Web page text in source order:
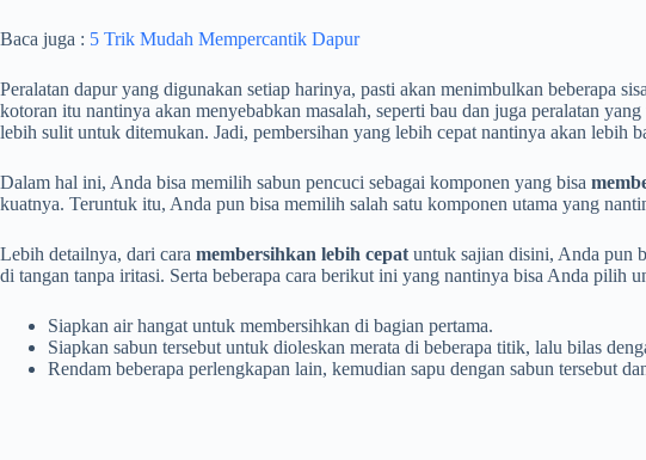
Baca juga : 5 Trik Mudah Mempercantik Dapur
Peralatan dapur yang digunakan setiap harinya, pasti akan menimbulkan beberapa
kotoran itu nantinya akan menyebabkan masalah, seperti bau dan juga peralatan
lebih sulit untuk ditemukan. Jadi, pembersihan yang lebih cepat nantinya akan lebih
Dalam hal ini, Anda bisa memilih sabun pencuci sebagai komponen yang bisa
kuatnya. Teruntuk itu, Anda pun bisa memilih salah satu komponen utama yang
Lebih detailnya, dari cara membersihkan lebih cepat untuk sajian disini, Anda pun
di tangan tanpa iritasi. Serta beberapa cara berikut ini yang nantinya bisa Anda pilih
Siapkan air hangat untuk membersihkan di bagian pertama.
Siapkan sabun tersebut untuk dioleskan merata di beberapa titik, lalu bilas
Rendam beberapa perlengkapan lain, kemudian sapu dengan sabun tersebut